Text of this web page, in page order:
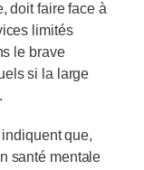
doit faire face à
limités
le brave
si la large
que,
santé mentale